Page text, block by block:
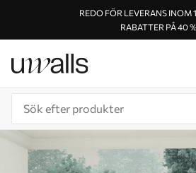
REDO FÖR LEVERANS INOM
RABATTER PÅ 40 %